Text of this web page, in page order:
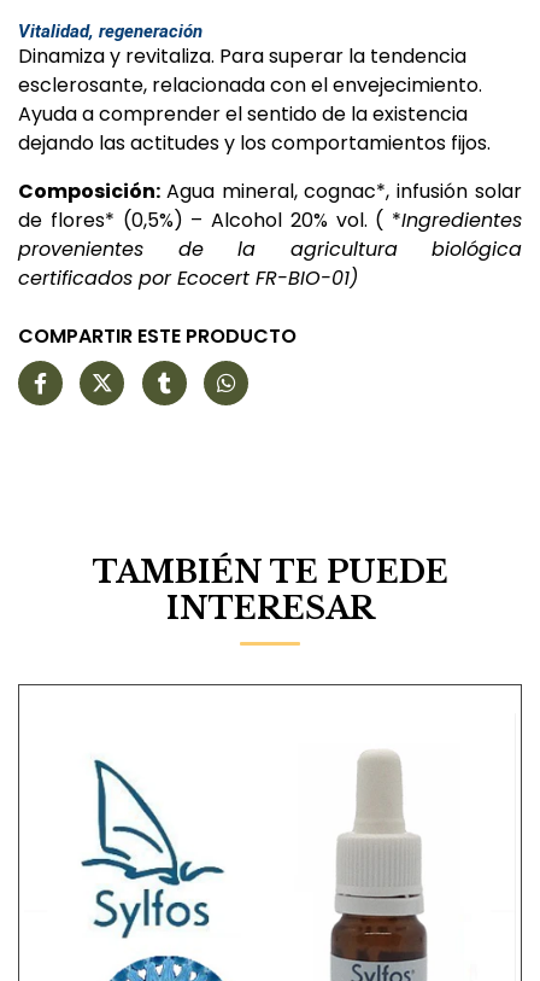
Vitalidad, regeneración
Dinamiza y revitaliza. Para superar la tendencia
esclerosante, relacionada con el envejecimiento.
Ayuda a comprender el sentido de la existencia
dejando las actitudes y los comportamientos fijos.
Composición: Agua mineral, cognac*, infusión solar
de flores* (0,5%) – Alcohol 20% vol. ( *Ingredientes
provenientes de la agricultura biológica
certificados por Ecocert FR-BIO-01)
COMPARTIR ESTE PRODUCTO
TAMBIÉN TE PUEDE
INTERESAR